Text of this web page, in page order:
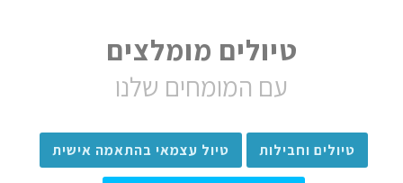
טיולים מומלצים
עם המומחים שלנו
טיולים וחבילות טיול עצמאי בהתאמה אישית